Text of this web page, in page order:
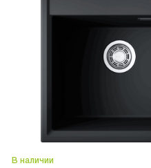
В наличии